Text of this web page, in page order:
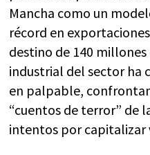
Mancha como un
récord en
destino de 140
industrial del sector ha
en palpable,
“cuentos de terror” de
intentos por capitalizar